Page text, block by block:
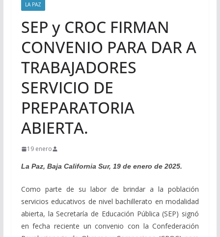
LA PAZ
SEP y CROC FIRMAN
CONVENIO PARA DAR A
TRABAJADORES
SERVICIO DE
PREPARATORIA
ABIERTA.
19 enero
La Paz, Baja California Sur, 19 de enero de 2025.
Como parte de su labor de brindar a la población
servicios educativos de nivel bachillerato en modalidad
abierta, la Secretaría de Educación Pública (SEP) signó
en fecha reciente un convenio con la Confederación